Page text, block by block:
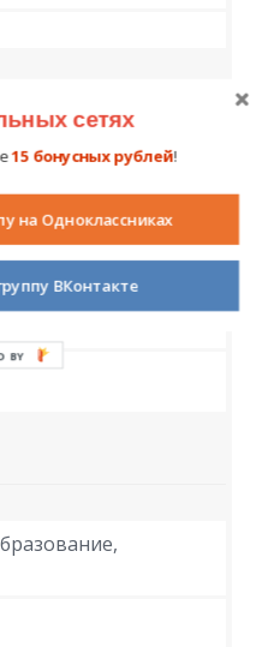
сетях
15 бонусных рублей!
на Одноклассниках
ВКонтакте
BY